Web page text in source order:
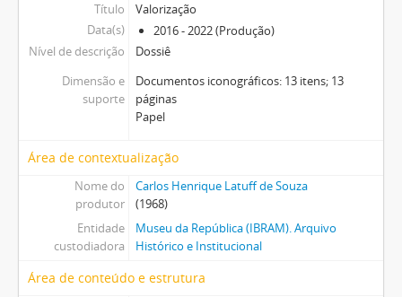
Título
Valorização
Data(s)
2016 - 2022 (Produção)
Nível de descrição
Dossiê
Dimensão e
suporte
Documentos iconográficos: 13 itens; 13
páginas
Papel
Área de contextualização
Nome do
produtor
Carlos Henrique Latuff de Souza
(1968)
Entidade
custodiadora
Museu da República (IBRAM). Arquivo
Histórico e Institucional
Área de conteúdo e estrutura